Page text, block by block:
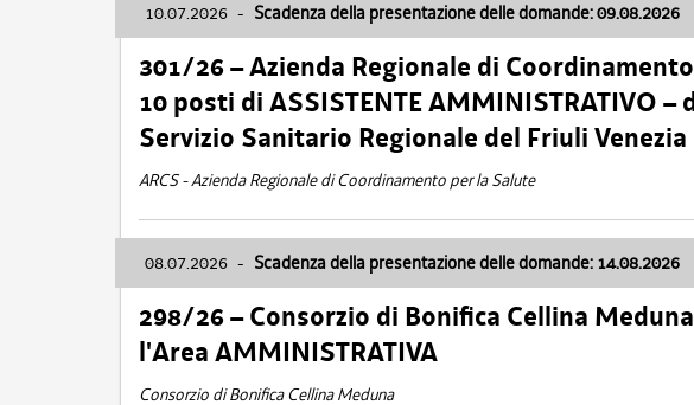
10.07.2026 - Scadenza della presentazione delle domande: 09.08.2026
301/26 – Azienda Regionale di
10 posti di ASSISTENTE AMMINISTRATIVO
Servizio Sanitario Regionale del Friuli
ARCS - Azienda Regionale di Coordinamento per la Salute
08.07.2026 - Scadenza della presentazione delle domande: 14.08.2026
298/26 – Consorzio di Bonifica Cellina Meduna
l'Area AMMINISTRATIVA
Consorzio di Bonifica Cellina Meduna